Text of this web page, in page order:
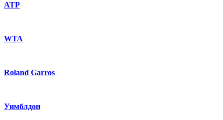
ATP
WTA
Roland Garros
Уимблдон